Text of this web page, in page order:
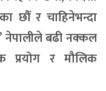
छौँ र चाहिनेभन्दा
नेपालीले बढी नक्कल
प्रयोग र मौलिक